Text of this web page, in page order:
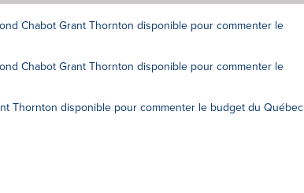
Chabot Grant Thornton disponible pour commenter le
Chabot Grant Thornton disponible pour commenter le
Thornton disponible pour commenter le budget du Québec